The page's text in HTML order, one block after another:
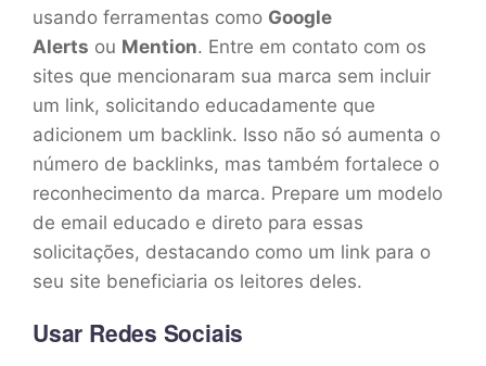
usando ferramentas como Google
Alerts ou Mention. Entre em contato com os
sites que mencionaram sua marca sem incluir
um link, solicitando educadamente que
adicionem um backlink. Isso não só aumenta o
número de backlinks, mas também fortalece o
reconhecimento da marca. Prepare um modelo
de email educado e direto para essas
solicitações, destacando como um link para o
seu site beneficiaria os leitores deles.
Usar Redes Sociais